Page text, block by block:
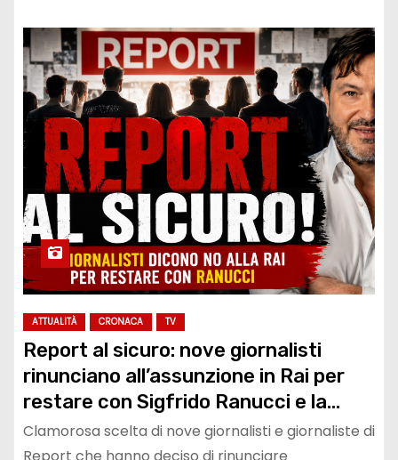
ATTUALITÀ CRONACA TV
Report al sicuro: nove giornalisti
rinunciano all’assunzione in Rai per
restare con Sigfrido Ranucci e la
squadra d’inchiesta di Rai3
Clamorosa scelta di nove giornalisti e giornaliste di